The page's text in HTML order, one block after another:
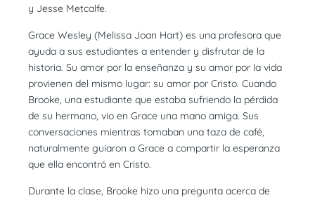
y Jesse Metcalfe.
Grace Wesley (Melissa Joan Hart) es una profesora que
ayuda a sus estudiantes a entender y disfrutar de la
historia. Su amor por la enseñanza y su amor por la vida
provienen del mismo lugar: su amor por Cristo. Cuando
Brooke, una estudiante que estaba sufriendo la pérdida
de su hermano, vio en Grace una mano amiga. Sus
conversaciones mientras tomaban una taza de café,
naturalmente guiaron a Grace a compartir la esperanza
que ella encontró en Cristo.
Durante la clase, Brooke hizo una pregunta acerca de